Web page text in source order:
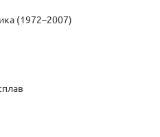
(1972–2007)